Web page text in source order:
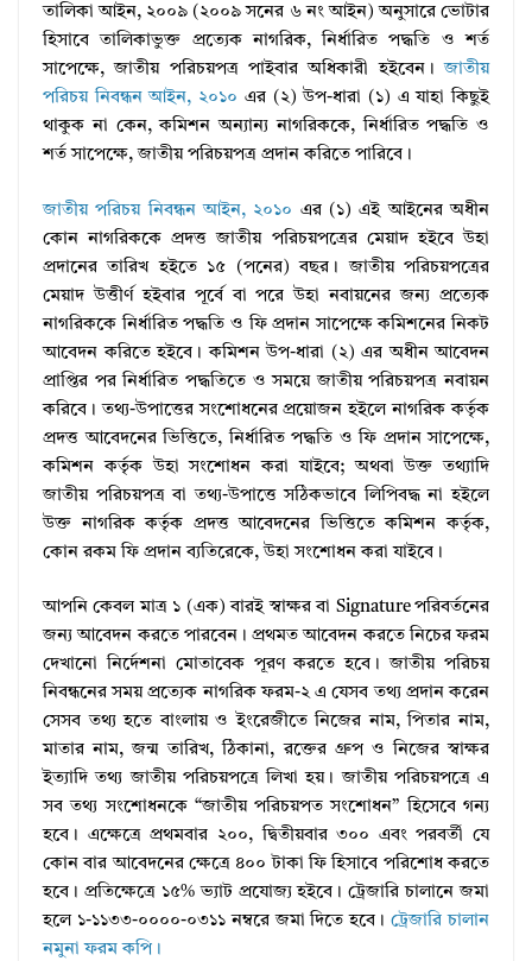
তালিকা আইন, ২০০৯ (২০০৯ সনের ৬ নং আইন) অনুসারে ভোটার
হিসাবে তালিকাভুক্ত প্রত্যেক নাগরিক, নির্ধারিত পদ্ধতি ও শর্ত
সাপেক্ষে, জাতীয় পরিচয়পত্র পাইবার অধিকারী হইবেন।জাতীয়
পরিচয় নিবন্ধন আইন, ২০১০ এর (২) উপ-ধারা (১) এ যাহা কিছুই
থাকুক না কেন, কমিশন অন্যান্য নাগরিককে, নির্ধারিত পদ্ধতি ও
শর্ত সাপেক্ষে, জাতীয় পরিচয়পত্র প্রদান করিতে পারিবে।
জাতীয় পরিচয় নিবন্ধন আইন, ২০১০ এর (১) এই আইনের অধীন
কোন নাগরিককে প্রদত্ত জাতীয় পরিচয়পত্রের মেয়াদ হইবে উহা
প্রদানের তারিখ হইতে ১৫ (পনের) বছর। জাতীয় পরিচয়পত্রের
মেয়াদ উত্তীর্ণ হইবার পূর্বে বা পরে উহা নবায়নের জন্য প্রত্যেক
নাগরিককে নির্ধারিত পদ্ধতি ও ফি প্রদান সাপেক্ষে কমিশনের নিকট
আবেদন করিতে হইবে। কমিশন উপ-ধারা (২) এর অধীন আবেদন
প্রাপ্তির পর নির্ধারিত পদ্ধতিতে ও সময়ে জাতীয় পরিচয়পত্র নবায়ন
করিবে। তথ্য-উপাত্তের সংশোধনের প্রয়োজন হইলে নাগরিক কর্তৃক
প্রদত্ত আবেদনের ভিত্তিতে, নির্ধারিত পদ্ধতি ও ফি প্রদান সাপেক্ষে,
কমিশন কর্তৃক উহা সংশোধন করা যাইবে; অথবা উক্ত তথ্যাদি
জাতীয় পরিচয়পত্র বা তথ্য-উপাত্তে সঠিকভাবে লিপিবদ্ধ না হইলে
উক্ত নাগরিক কর্তৃক প্রদত্ত আবেদনের ভিত্তিতে কমিশন কর্তৃক,
কোন রকম ফি প্রদান ব্যতিরেকে, উহা সংশোধন করা যাইবে।
আপনি কেবল মাত্র ১ (এক) বারই স্বাক্ষর বা Signature পরিবর্তনের
জন্য আবেদন করতে পারবেন। প্রথমত আবেদন করতে নিচের ফরম
দেখানো নির্দেশনা মোতাবেক পূরণ করতে হবে। জাতীয় পরিচয়
নিবন্ধনের সময় প্রত্যেক নাগরিক ফরম-২ এ যেসব তথ্য প্রদান করেন
সেসব তথ্য হতে বাংলায় ও ইংরেজীতে নিজের নাম, পিতার নাম,
মাতার নাম, জন্ম তারিখ, ঠিকানা, রক্তের গ্রুপ ও নিজের স্বাক্ষর
ইত্যাদি তথ্য জাতীয় পরিচয়পত্রে লিখা হয়। জাতীয় পরিচয়পত্রে এ
সব তথ্য সংশোধনকে “জাতীয় পরিচয়পত সংশোধন” হিসেবে গন্য
হবে। এক্ষেত্রে প্রথমবার ২০০, দ্বিতীয়বার ৩০০ এবং পরবর্তী যে
কোন বার আবেদনের ক্ষেত্রে ৪০০ টাকা ফি হিসাবে পরিশোধ করতে
হবে। প্রতিক্ষেত্রে ১৫% ভ্যাট প্রযোজ্য হইবে। ট্রেজারি চালানে জমা
হলে ১-১১৩৩-০০০০-০৩১১ নম্বরে জমা দিতে হবে।ট্রেজারি চালান
নমুনা ফরম কপি।